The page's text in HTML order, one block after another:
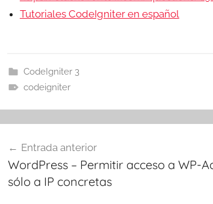
Tutoriales CodeIgniter en español
CodeIgniter 3
codeigniter
de
entradas
Entrada anterior
WordPress – Permitir acceso a WP-
sólo a IP concretas